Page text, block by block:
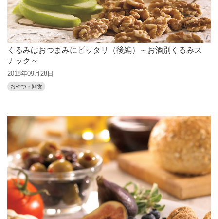
くるみはおつまみにピッタリ（後編）～お酒別くるみス
ナック～
2018年09月28日
おやつ・間食